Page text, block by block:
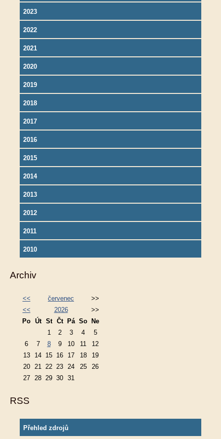
2023
2022
2021
2020
2019
2018
2017
2016
2015
2014
2013
2012
2011
2010
Archiv
<< červenec
>>
<<
2026
>>
Po Út St Čt Pá So
Ne
1
2 3 4
5
6
7 8 9 10 11
12
13
14 15 16 17 18
19
20
21 22 23 24 25
26
27
28 29 30 31
RSS
Přehled zdrojů